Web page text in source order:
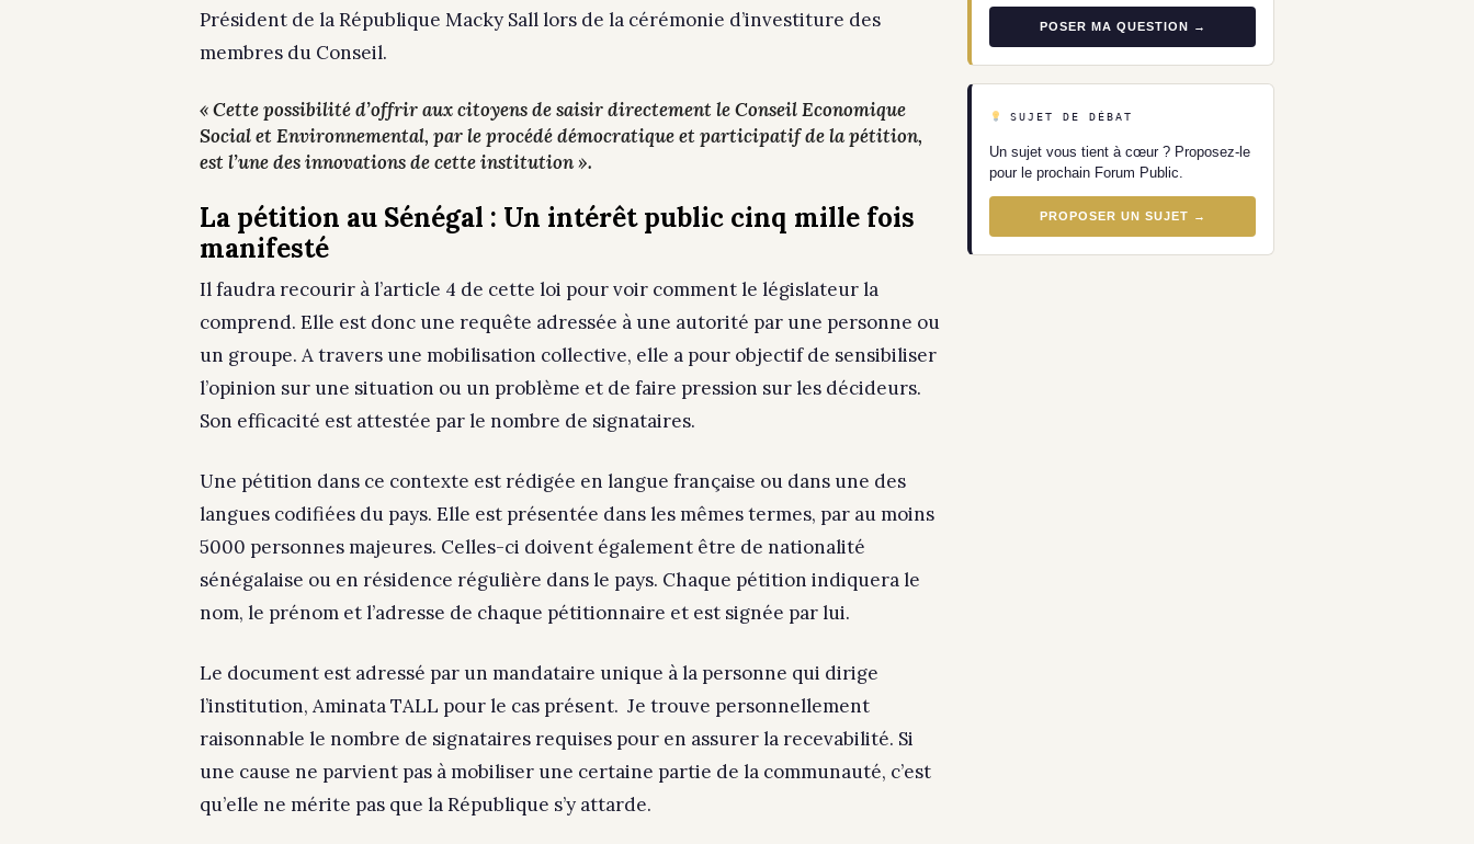
Président de la République Macky Sall lors de la cérémonie d’investiture des
membres du Conseil.
« Cette possibilité d’offrir aux citoyens de saisir directement le Conseil Economique
Social et Environnemental, par le procédé démocratique et participatif de la pétition,
est l’une des innovations de cette institution ».
La pétition au Sénégal : Un intérêt public cinq mille fois
manifesté
Il faudra recourir à l’article 4 de cette loi pour voir comment le législateur la
comprend. Elle est donc une requête adressée à une autorité par une personne ou
un groupe. A travers une mobilisation collective, elle a pour objectif de sensibiliser
l’opinion sur une situation ou un problème et de faire pression sur les décideurs.
Son efficacité est attestée par le nombre de signataires.
Une pétition dans ce contexte est rédigée en langue française ou dans une des
langues codifiées du pays. Elle est présentée dans les mêmes termes, par au moins
5000 personnes majeures. Celles-ci doivent également être de nationalité
sénégalaise ou en résidence régulière dans le pays. Chaque pétition indiquera le
nom, le prénom et l’adresse de chaque pétitionnaire et est signée par lui.
Le document est adressé par un mandataire unique à la personne qui dirige
l’institution, Aminata TALL pour le cas présent. Je trouve personnellement
raisonnable le nombre de signataires requises pour en assurer la recevabilité. Si
une cause ne parvient pas à mobiliser une certaine partie de la communauté, c’est
qu’elle ne mérite pas que la République s’y attarde.
POSER MA QUESTION →
SUJET DE DÉBAT
Un sujet vous tient à cœur ? Proposez-le
pour le prochain Forum Public.
PROPOSER UN SUJET →